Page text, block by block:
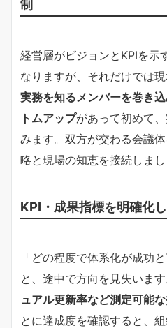
制
経営層がビジョンとKPIを示
なりますが、それだけでは現
実務を知るメンバーを巻き
トムアップがあって初めて
みます。双方が交わる会議
略と現場の知恵を接続しまし
KPI・成果指標を明確化
「どの程度で体系化が成功
と、途中で方向を見失います
ュアル更新率など測定可能
とに達成度を確認すると、